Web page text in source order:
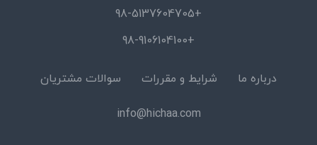
+98-5137604705
+98-9106104100
درباره ما
شرایط و مقررات
سوالات مشتریان
info@hichaa.com